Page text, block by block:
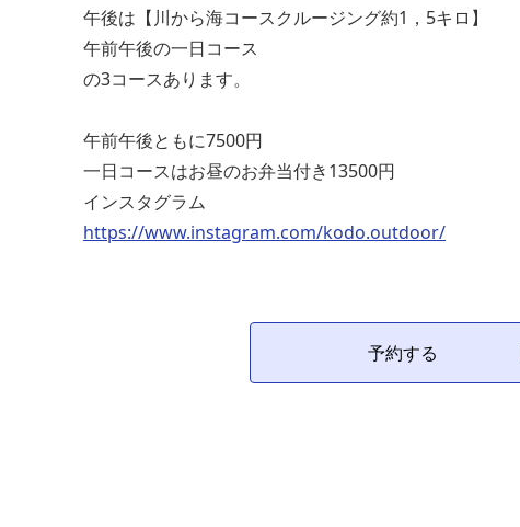
午後は【川から海コースクルージング約1，5キロ】
午前午後の一日コース
の3コースあります。
午前午後ともに7500円
一日コースはお昼のお弁当付き13500円
インスタグラム
https://www.instagram.com/kodo.outdoor/
予約する